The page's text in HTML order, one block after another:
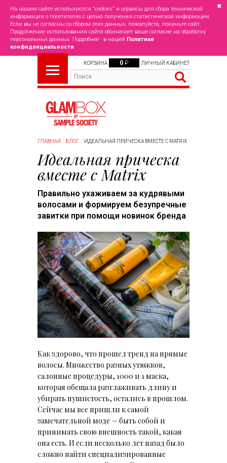
На нашем сайте используются "cookies" и сервисы для сбора технической
информации о посетителях с целью получения статистической информации.
Если вы не согласны со сбором этих данных, пожалуйста, покиньте сайт.
Продолжение использования сайта обозначает ваше согласие на обработку
персональных данных. Подробнее - в нашей Политике
конфиденциальности
✖
КОРЗИНА 0 ₽ ЛИЧНЫЙ КАБИНЕТ
ГЛАВНАЯ БЛОГ ИДЕАЛЬНАЯ ПРИЧЕСКА ВМЕСТЕ С MATRIX
Идеальная прическа
вместе с Matrix
Правильно ухаживаем за кудрявыми
волосами и формируем безупречные
завитки при помощи новинок бренда
Как здорово, что прошел тренд на прямые
волосы. Множество разных утюжков,
салонные процедуры, 1000 и 1 маска,
которая обещала разглаживать длину и
убирать пушистость, остались в прошлом.
Сейчас мы все пришли к самой
замечательной моде — быть собой и
принимать свою внешность такой, какая
она есть. И если несколько лет назад было
сложно найти специализированные